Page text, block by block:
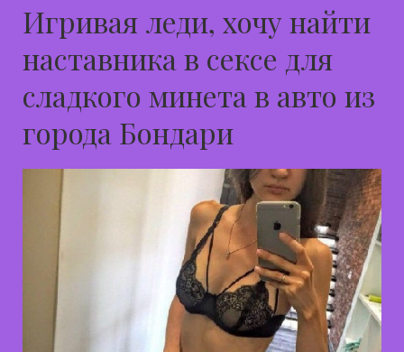
Игривая леди, хочу найти
наставника в сексе для
сладкого минета в авто из
города Бондари